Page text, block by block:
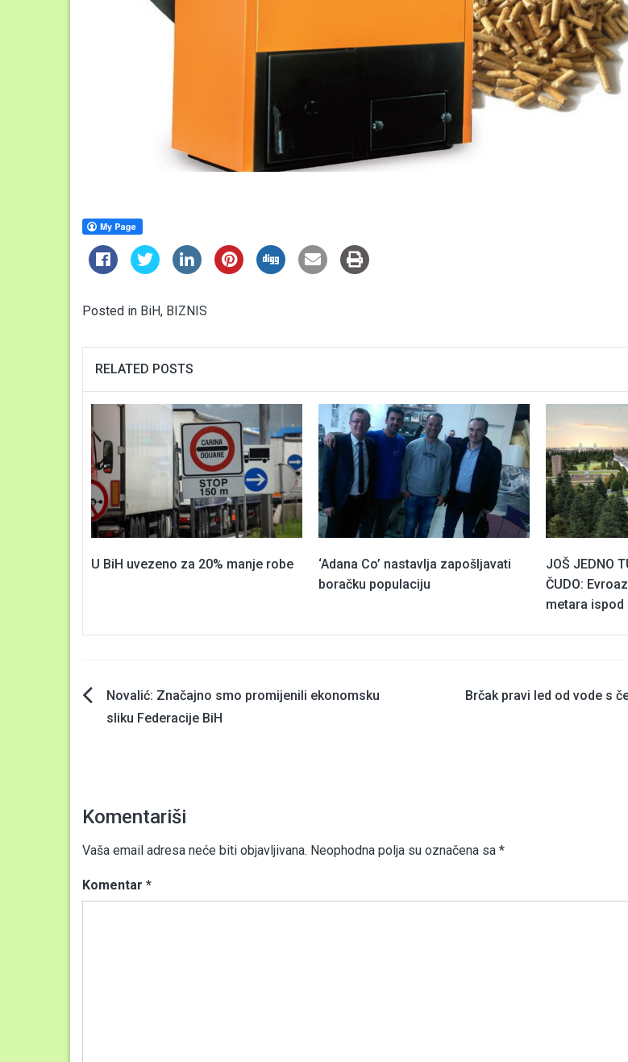
Posted in BiH, BIZNIS
RELATED POSTS
U BiH uvezeno za 20% manje robe
‘Adana Co’ nastavlja zapošljavati
boračku populaciju
JOŠ JEDNO
ČUDO:
metara ispod
Navigacija
Novalić: Značajno smo promijenili ekonomsku
sliku Federacije BiH
Brčak pravi led od vode s
Komentariši
Vaša email adresa neće biti objavljivana. Neophodna polja su označena sa *
Komentar *